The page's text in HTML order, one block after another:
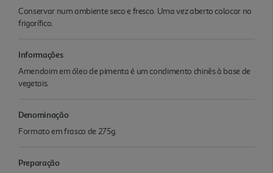
Conservar num ambiente seco e fresco. Uma vez aberto colocar no
frigorífico.
Informações
Amendoim em óleo de pimenta é um condimento chinês à base de
vegetais.
Denominação
Formato em frasco de 275g.
Preparação